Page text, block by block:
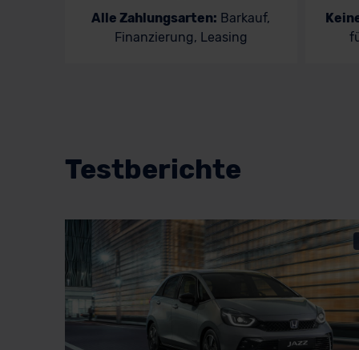
Alle Zahlungsarten: Barkauf,
Finanzierung, Leasing
Testberichte